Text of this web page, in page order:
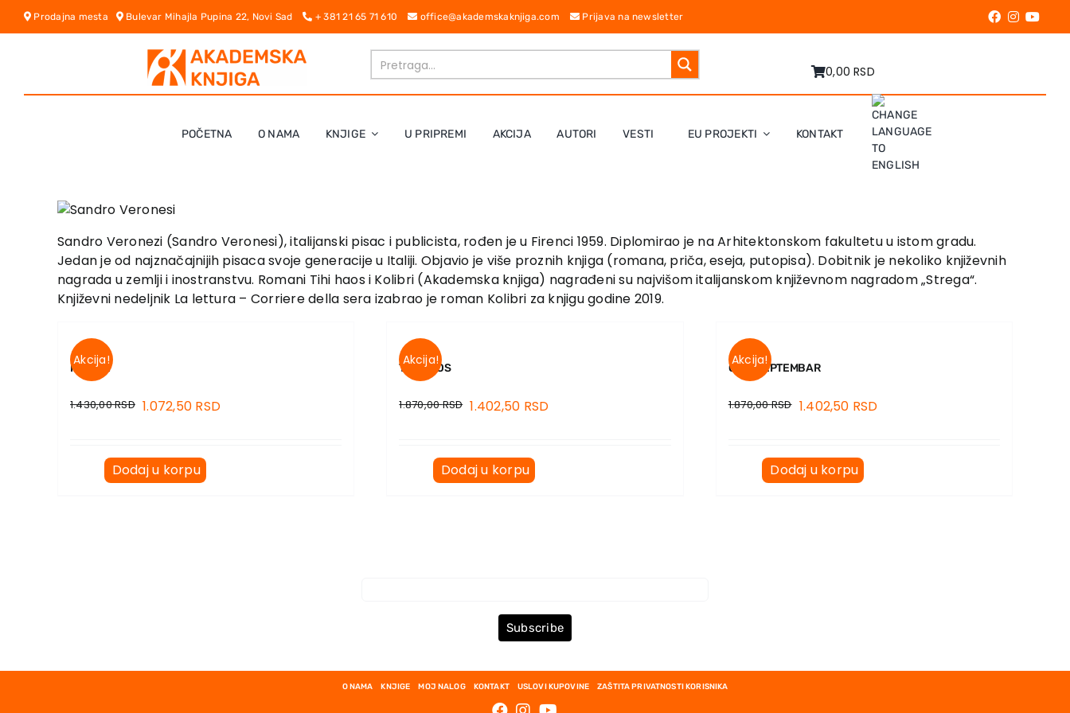
Skip
Prodajna mesta Bulevar Mihajla Pupina 22, Novi Sad + 381 21 65 71 610 office@akademskaknjiga.com Prijava na newsletter
0,00 RSD
POČETNA O NAMA KNJIGE U PRIPREMI AKCIJA AUTORI VESTI EU PROJEKTI KONTAKT
Sandro Veronezi (Sandro Veronesi), italijanski pisac i publicista, rođen je u Firenci 1959. Diplomirao je na Arhitektonskom fakultetu u istom gradu.
Jedan je od najznačajnijih pisaca svoje generacije u Italiji. Objavio je više proznih knjiga (romana, priča, eseja, putopisa). Dobitnik je nekoliko književnih
nagrada u zemlji i inostranstvu. Romani Tihi haos i Kolibri (Akademska knjiga) nagrađeni su najvišom italijanskom književnom nagradom „Strega“.
Književni nedeljnik La lettura – Corriere della sera izabrao je roman Kolibri za knjigu godine 2019.
Akcija!
KOLIBRI
1.430,00RSD 1.072,50 RSD
Dodaj u korpu
Akcija!
TIHI HAOS
1.870,00RSD 1.402,50 RSD
Dodaj u korpu
Akcija!
CRNI SEPTEMBAR
1.870,00RSD 1.402,50 RSD
Dodaj u korpu
Subscribe
O NAMA KNJIGE MOJ NALOG KONTAKT USLOVI KUPOVINE ZAŠTITA PRIVATNOSTI KORISNIKA